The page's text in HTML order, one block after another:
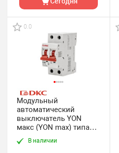
0.0
Модульный
автоматический
выключатель YON
макс (YON max) типа
MD63, 2 полюс,хар-ка C,
40А, 4,5кА DKC
В наличии